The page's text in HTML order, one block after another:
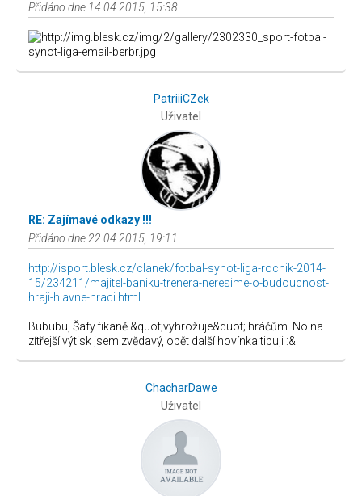
Přidáno dne 14.04.2015, 15:38
PatriiiCZek
Uživatel
RE: Zajímavé odkazy !!!
Přidáno dne 22.04.2015, 19:11
http://isport.blesk.cz/clanek/fotbal-synot-liga-rocnik-2014-
15/234211/majitel-baniku-trenera-neresime-o-budoucnost-
hraji-hlavne-hraci.html
Bububu, Šafy fikaně &quot;vyhrožuje&quot; hráčům. No na
zítřejší výtisk jsem zvědavý, opět další hovínka tipuji :&
ChacharDawe
Uživatel